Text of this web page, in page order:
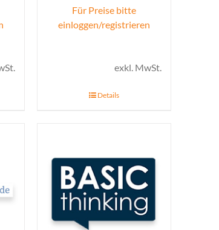
Für Preise bitte
einloggen/registrieren
exkl. MwSt.
Details